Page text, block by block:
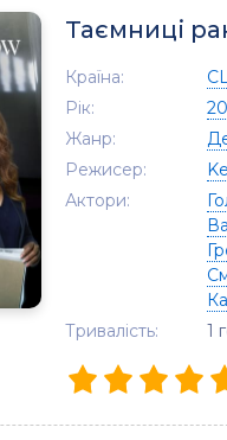
Таємниці
Країна:
Рік:
Жанр:
Режисер:
Актори:
Тривалість:
1